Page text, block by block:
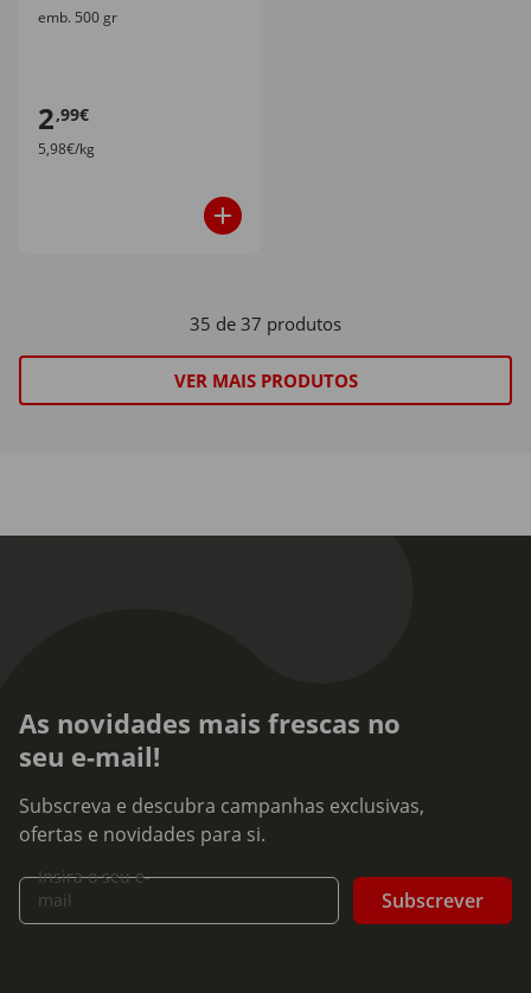
emb. 500 gr
2,99€
5,98€/kg
35 de 37 produtos
VER MAIS PRODUTOS
As novidades mais frescas no
seu e-mail!
Subscreva e descubra campanhas exclusivas,
ofertas e novidades para si.
Insira o seu e-
mail
Subscrever